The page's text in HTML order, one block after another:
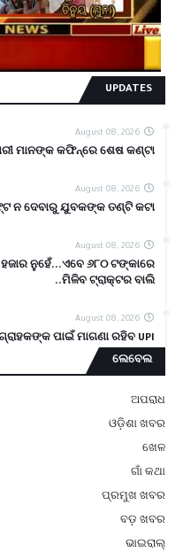
UPDATES
August 08, 2026
ମାନଙ୍କ କଫିନ୍‌ରେ ଶେଷ କଣ୍ଟା
August 08, 2026
ନ ଦେବାରୁ ଯୁବକଙ୍କ ତଣ୍ଟି କଟା
August 08, 2026
ନୁହେଁ...ଏବେ ୬୮୦ ଟଙ୍କାରେ
ମିଳିବ ଟ୍ରାକ୍ଟର ବାଲି..
August 08, 2026
ପାଇଁ ମାଗଣା ରହିବ UPI
ଲେବେଲ
ଅପରାଧ
ଓଡ଼ିଶା ଖବର
ଖେଳ
ଗାଁ କଥା
ପ୍ରମୁଖ ଖବର
ବଡ଼ ଖବର
ଭାଇରାଲ୍